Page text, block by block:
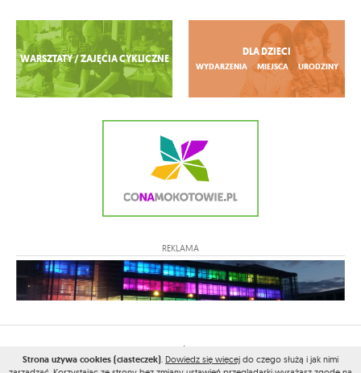
Zobacz więcej
WARSZTATY / ZAJĘCIA CYKLICZNE
DLA DZIECI
WYDARZENIA MIEJSCA URODZINY
REKLAMA
2026© WSZELKIE PRAWA ZASTRZEŻONE PRZEZ
Strona używa cookies (ciasteczek). Dowiedz się więcej do czego służą i jak nimi